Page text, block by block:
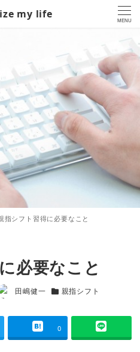
my life
MENU
指シフト習得に必要なこと
必要なこと
田嶋健一
カテゴリー
親指シフト
0